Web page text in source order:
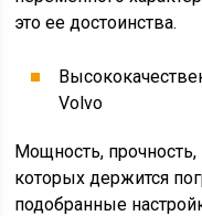
это ее достоинства.
Volvo
Мощность, прочность,
которых держится
подобранные